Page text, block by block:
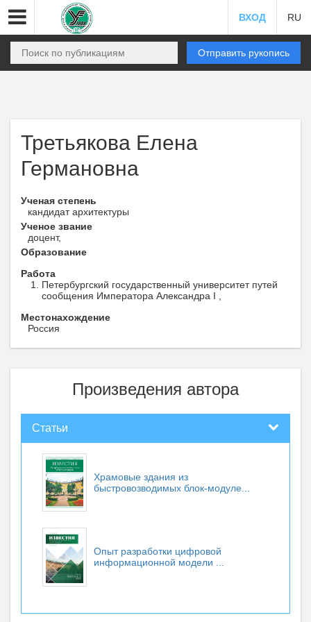
ВХОД RU
Отправить рукопись
Третьякова Елена
Германовна
Ученая степень
кандидат архитектуры
Ученое звание
доцент,
Образование
Работа
Петербургский государственный университет путей
сообщения Императора Александра I ,
Местонахождение
Россия
Произведения автора
Статьи
Храмовые здания из
быстровозводимых блок-модуле...
Опыт разработки цифровой
информационной модели ...